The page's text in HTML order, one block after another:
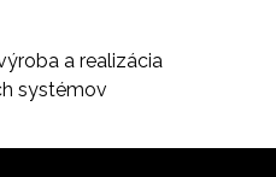
a realizácia
systémov